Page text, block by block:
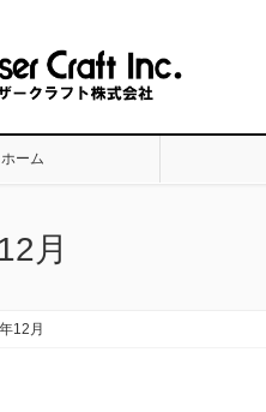
ホーム
月
12月